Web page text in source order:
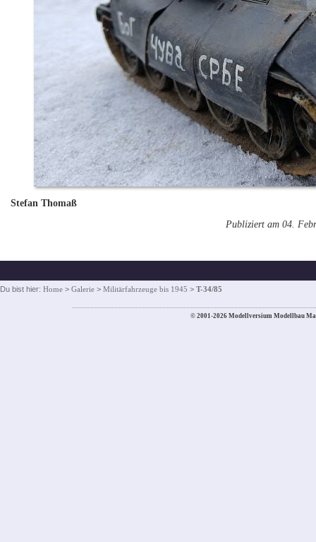
Stefan Thomaß
Publiziert am 04.
Du bist hier: Home > Galerie > Militärfahrzeuge bis 1945 > T-34/85
© 2001-2026 Modellversium Modellbau